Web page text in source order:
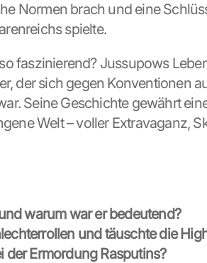
Normen brach und eine
spielte.
faszinierend? Jussupows
der sich gegen Konventionen
Seine Geschichte gewährt
Welt – voller Extravaganz,
warum war er bedeutend?
und täuschte die
der Ermordung Rasputins?